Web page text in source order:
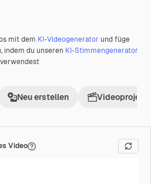
mit dem KI-Videogenerator und füge
indem du unseren KI-Stimmengenerator
verwendest
Neu erstellen Videoprojekt
Video